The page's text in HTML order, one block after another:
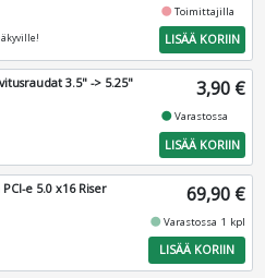
fiber_manual_recordToimittajilla
LISÄÄ KORIIN
3.5" -> 5.25" 3,90 €
fiber_manual_recordVarastossa
LISÄÄ KORIIN
e 5.0 x16 Riser
69,90 €
fiber_manual_recordVarastossa 1 kpl
LISÄÄ KORIIN